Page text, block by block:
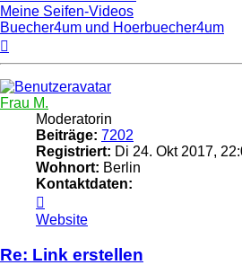
Meine Seifen-Videos
Buecher4um und Hoerbuecher4um
Frau M.
Moderatorin
Beiträge: 7202
Registriert: Di 24. Okt 2017,
Wohnort: Berlin
Kontaktdaten:
von
Frau
M.
Website
Re: Link erstellen